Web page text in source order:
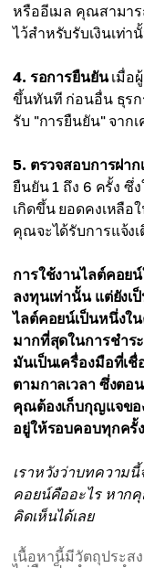
หรืออีเมล คุณสามา
ไว้สำหรับรับเงินเท่า
4. รอการยืนยันเมื่อ
ขึ้นทันที ก่อนอื่น ธุรก
รับ "การยืนยัน" จาก
5. ตรวจสอบการฝาก
ยืนยัน 1 ถึง 6 ครั้ง ซึ่
เกิดขึ้น ยอดคงเหลือ
คุณจะได้รับการแจ้งเ
การใช้งานไลต์คอยน์
ลงทุนเท่านั้น แต่ยังเ
ไลต์คอยน์เป็นหนึ่งใ
มากที่สุดในการชำร
มันเป็นเครื่องมือที่เ
ตามกาลเวลา ซึ่งต
คุณต้องเก็บกุญแจข
อยู่ให้รอบคอบทุกครั้
เราหวังว่าบทความนี้
คอยน์คืออะไร หาก
คิดเห็นได้เลย
เนื้อหานี้มีวัตถุประส